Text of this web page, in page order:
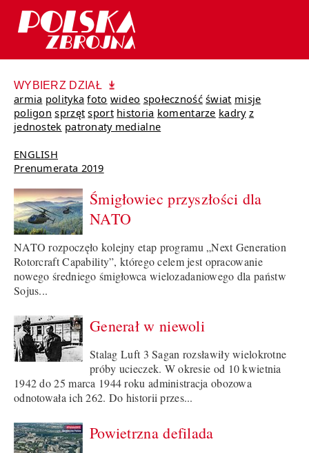
WYBIERZ DZIAŁ
armia polityka foto wideo społeczność świat misje
poligon sprzęt sport historia komentarze kadry z
jednostek patronaty medialne
ENGLISH
Prenumerata 2019
Śmigłowiec przyszłości dla
NATO
NATO rozpoczęło kolejny etap programu „Next Generation
Rotorcraft Capability”, którego celem jest opracowanie
nowego średniego śmigłowca wielozadaniowego dla państw
Sojus...
Generał w niewoli
Stalag Luft 3 Sagan rozsławiły wielokrotne
próby ucieczek. W okresie od 10 kwietnia
1942 do 25 marca 1944 roku administracja obozowa
odnotowała ich 262. Do historii przes...
Powietrzna defilada